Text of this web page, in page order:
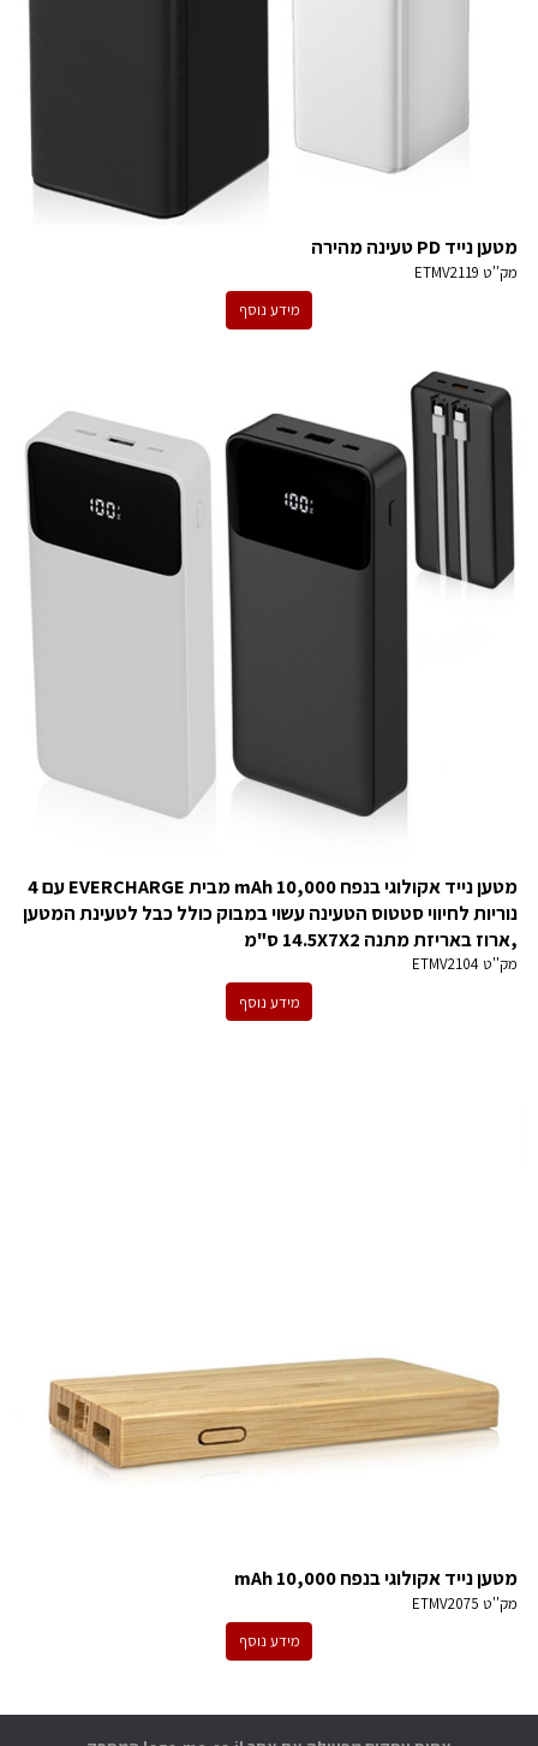
מטען נייד PD טעינה מהירה
מק''ט ETMV2119
מידע נוסף
מטען נייד אקולוגי בנפח 10,000 mAh מבית EVERCHARGE עם 4
נוריות לחיווי סטטוס הטעינה עשוי במבוק כולל כבל לטעינת המטען
,ארוז באריזת מתנה 14.5X7X2 ס"מ
מק''טETMV2104
מידע נוסף
מטען נייד אקולוגי בנפח 10,000 mAh
מק''ט ETMV2075
מידע נוסף